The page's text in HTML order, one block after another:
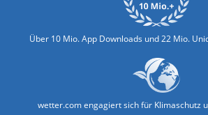
Über 10 Mio. App Downloads und 22 Mio.
wetter.com engagiert sich für Klimaschutz